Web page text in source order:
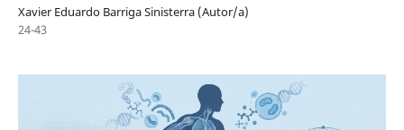
Xavier Eduardo Barriga Sinisterra (Autor/a)
24-43